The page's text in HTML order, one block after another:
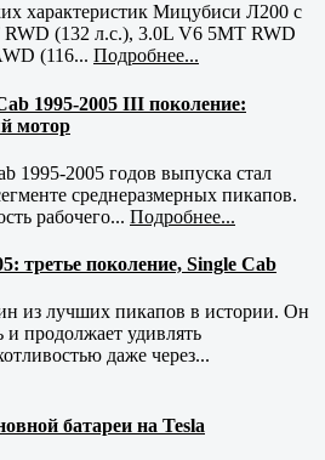
характеристик Мицубиси Л200 с
(132 л.с.), 3.0L V6 5MT RWD
(116... Подробнее...
1995-2005 III поколение:
мотор
1995-2005 годов выпуска стал
среднеразмерных пикапов.
рабочего... Подробнее...
третье поколение, Single Cab
из лучших пикапов в истории. Он
и продолжает удивлять
даже через...
батареи на Tesla